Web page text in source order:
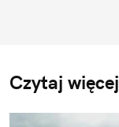
Czytaj więcej